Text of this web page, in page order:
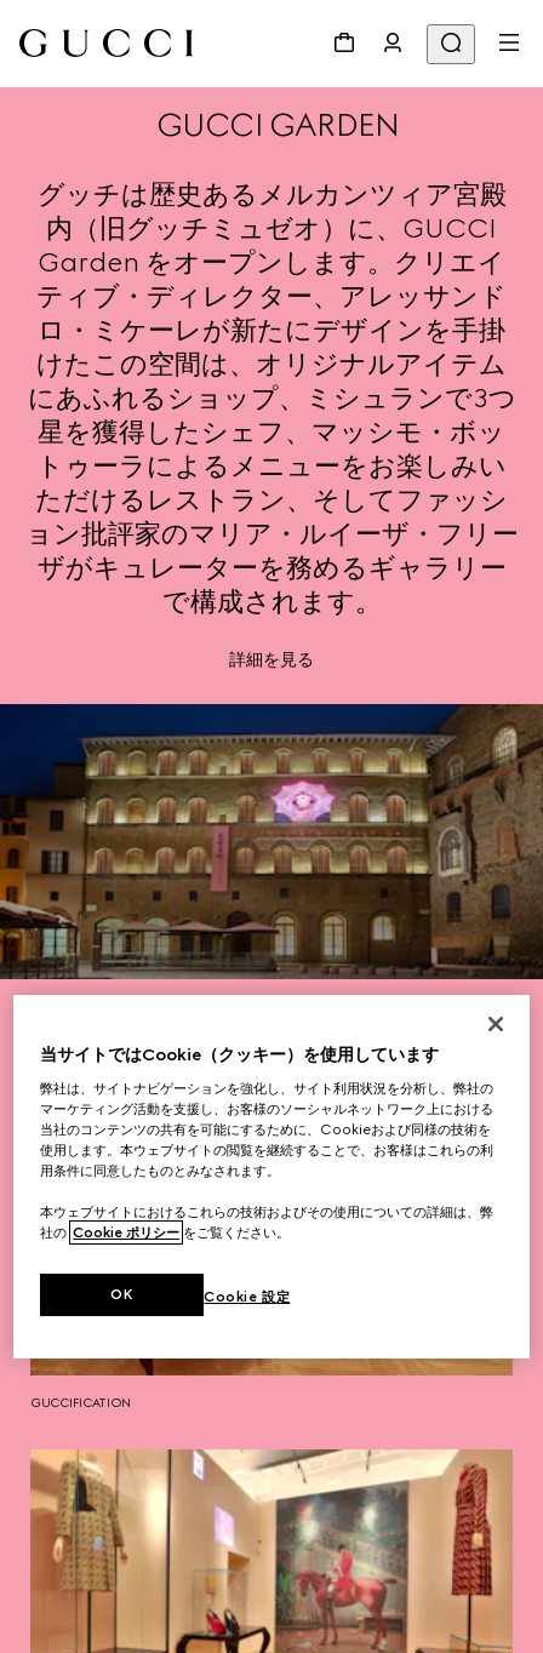
GUCCI GARDEN
グッチは歴史あるメルカンツィア宮殿
内（旧グッチミュゼオ）に、GUCCI
Garden をオープンします。クリエイ
ティブ・ディレクター、アレッサンド
ロ・ミケーレが新たにデザインを手掛
けたこの空間は、オリジナルアイテム
にあふれるショップ、ミシュランで3つ
星を獲得したシェフ、マッシモ・ボッ
トゥーラによるメニューをお楽しみい
ただけるレストラン、そしてファッシ
ョン批評家のマリア・ルイーザ・フリー
ザがキュレーターを務めるギャラリー
で構成されます。
詳細を見る
GUCCIFICATION
当サイトではCookie（クッキー）を使用しています
弊社は、サイトナビゲーションを強化し、サイト利用状況を分析し、弊社の
マーケティング活動を支援し、お客様のソーシャルネットワーク上における
当社のコンテンツの共有を可能にするために、Cookieおよび同様の技術を
使用します。本ウェブサイトの閲覧を継続することで、お客様はこれらの利
用条件に同意したものとみなされます。
本ウェブサイトにおけるこれらの技術およびその使用についての詳細は、弊
社の Cookie ポリシー をご覧ください。
Cookie 設定
OK